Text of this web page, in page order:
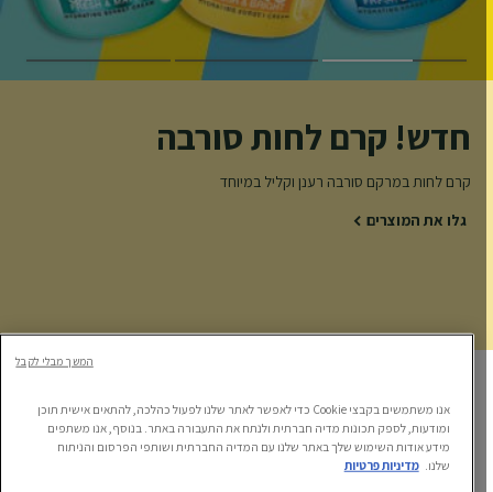
חדש! קרם לחות סורבה
קרם לחות במרקם סורבה רענן וקליל במיוחד
גלו את המוצרים
אנו משתמשים בקבצי Cookie כדי לאפשר לאתר שלנו לפעול כהלכה, להתאים אישית תוכן
ומודעות, לספק תכונות מדיה חברתית ולנתח את התעבורה באתר. בנוסף, אנו משתפים
מידע אודות השימוש שלך באתר שלנו עם המדיה החברתית ושותפי הפרסום והניתוח
שלנו.
מדיניות פרטיות
המשך מבלי לקבל